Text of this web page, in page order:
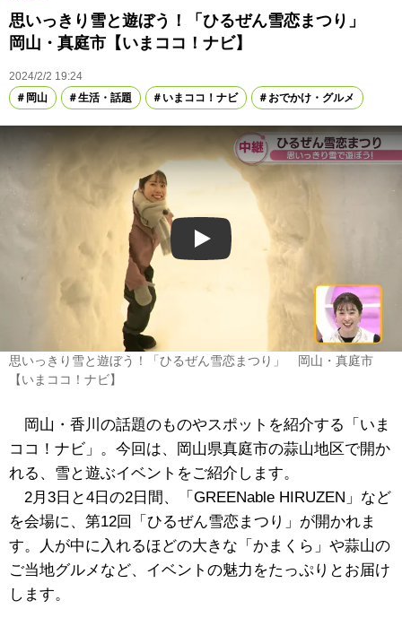
思いっきり雪と遊ぼう！「ひるぜん雪恋まつり」
岡山・真庭市【いまココ！ナビ】
2024/2/2 19:24
岡山
生活・話題 いまココ！ナビ おでかけ・グルメ
Play
思いっきり雪と遊ぼう！「ひるぜん雪恋まつり」 岡山・真庭市
【いまココ！ナビ】
岡山・香川の話題のものやスポットを紹介する「いま
ココ！ナビ」。今回は、岡山県真庭市の蒜山地区で開か
れる、雪と遊ぶイベントをご紹介します。
2月3日と4日の2日間、「GREENable HIRUZEN」など
を会場に、第12回「ひるぜん雪恋まつり」が開かれま
す。人が中に入れるほどの大きな「かまくら」や蒜山の
ご当地グルメなど、イベントの魅力をたっぷりとお届け
します。